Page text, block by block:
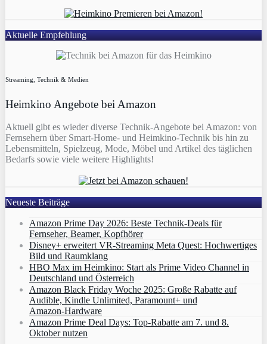
Aktuelle Empfehlung
Streaming, Technik & Medien
Heimkino Angebote bei Amazon
Aktuell gibt es wieder diverse Technik-Angebote bei Amazon: von
Fernsehern über Smart-Home- und Heimkino-Technik bis hin zu
Lebensmitteln, Spielzeug, Mode, Möbel und Artikel des täglichen
Bedarfs sowie viele weitere Highlights!
Neueste Beiträge
Amazon Prime Day 2026: Beste Technik-Deals für
Fernseher, Beamer, Kopfhörer
Disney+ erweitert VR‑Streaming Meta Quest: Hochwertiges
Bild und Raumklang
HBO Max im Heimkino: Start als Prime Video Channel in
Deutschland und Österreich
Amazon Black Friday Woche 2025: Große Rabatte auf
Audible, Kindle Unlimited, Paramount+ und
Amazon‑Hardware
Amazon Prime Deal Days: Top-Rabatte am 7. und 8.
Oktober nutzen